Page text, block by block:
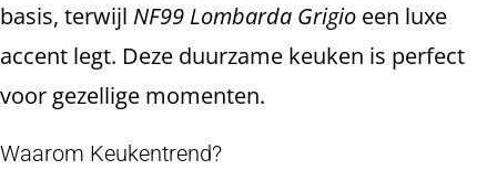
basis, terwijl NF99 Lombarda Grigio een luxe
accent legt. Deze duurzame keuken is perfect
voor gezellige momenten.
Waarom Keukentrend?